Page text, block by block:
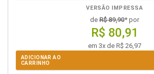
VERSÃO IMPRESSA
de R$ 89,90* por
R$ 80,91
em 3x de R$ 26,97
ADICIONAR AO
CARRINHO